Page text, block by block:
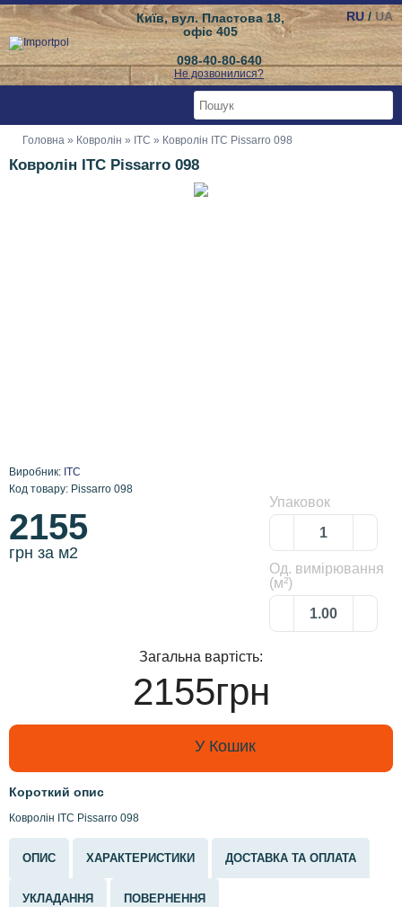
RU / UA
Київ, вул. Пластова 18,
офіс 405
098-40-80-640
Не дозвонилися?
Головна » Ковролін » ITC » Ковролін ITC Pissarro 098
Ковролін ITC Pissarro 098
Виробник: ITC
Код товару: Pissarro 098
2155
грн за м2
Упаковок
Од. вимірювання
(м²)
Загальна вартість:
2155грн
У Кошик
Короткий опис
Ковролін ITC Pissarro 098
ОПИС ХАРАКТЕРИСТИКИ ДОСТАВКА ТА ОПЛАТА
УКЛАДАННЯ ПОВЕРНЕННЯ